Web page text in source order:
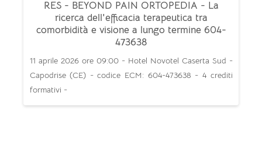
RES - BEYOND PAIN ORTOPEDIA - La
ricerca dell'efficacia terapeutica tra
comorbidità e visione a lungo termine 604-
473638
11 aprile 2026 ore 09:00 - Hotel Novotel Caserta Sud -
Capodrise (CE) - codice ECM: 604-473638 - 4 crediti
formativi -